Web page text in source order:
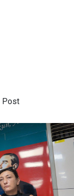
Post